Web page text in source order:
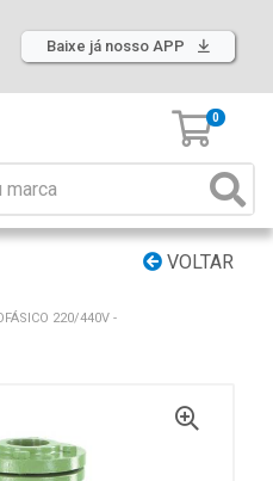
Baixe já nosso APP
0
VOLTAR
220/440V -